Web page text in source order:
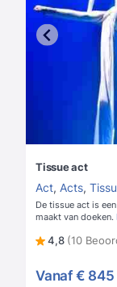
Tissue act
Act, Acts,
De tissue act is
maakt van doeken.
4,8 (10
Vanaf € 845